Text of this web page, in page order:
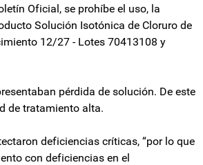
Oficial, se prohíbe el uso, la
Solución Isotónica de Cloruro de
12/27 - Lotes 70413108 y
pérdida de solución. De este
de tratamiento alta.
deficiencias críticas, “por lo que
con deficiencias en el